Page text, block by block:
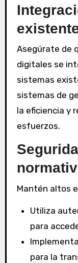
Asegúrate de
digitales se
sistemas
sistemas de
la eficiencia y
esfuerzos.
Mantén altos
Utiliza
para
para la